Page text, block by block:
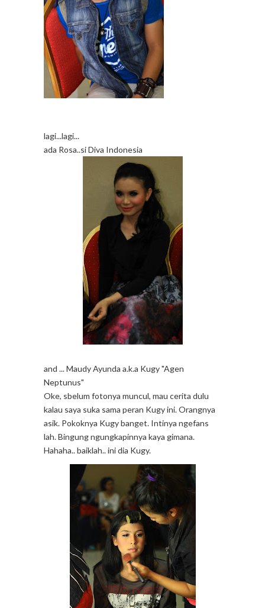
lagi...lagi...
ada Rosa..si Diva Indonesia
and ... Maudy Ayunda a.k.a Kugy "Agen
Neptunus"
Oke, sbelum fotonya muncul, mau cerita dulu
kalau saya suka sama peran Kugy ini. Orangnya
asik. Pokoknya Kugy banget. Intinya ngefans
lah. Bingung ngungkapinnya kaya gimana.
Hahaha.. baiklah.. ini dia Kugy.